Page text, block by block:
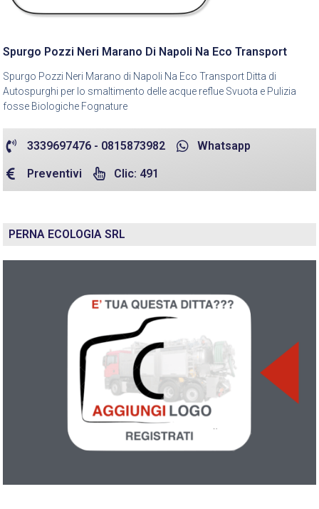
Spurgo Pozzi Neri Marano Di Napoli Na Eco Transport
Spurgo Pozzi Neri Marano di Napoli Na Eco Transport Ditta di
Autospurghi per lo smaltimento delle acque reflue Svuota e Pulizia
fosse Biologiche Fognature
3339697476 - 0815873982 Whatsapp
Preventivi Clic: 491
PERNA ECOLOGIA SRL